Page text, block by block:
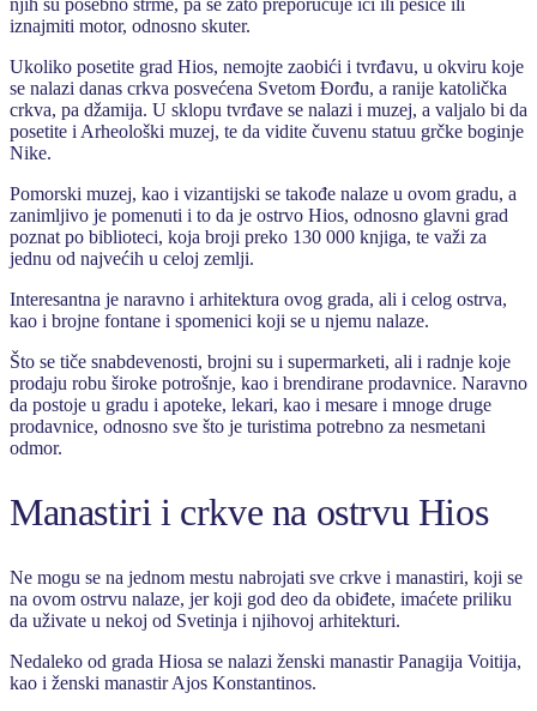
iznajmiti motor, odnosno skuter.
Ukoliko posetite grad Hios, nemojte zaobići i tvrđavu, u okviru koje
se nalazi danas crkva posvećena Svetom Đorđu, a ranije katolička
crkva, pa džamija. U sklopu tvrđave se nalazi i muzej, a valjalo bi da
posetite i Arheološki muzej, te da vidite čuvenu statuu grčke boginje
Nike.
Pomorski muzej, kao i vizantijski se takođe nalaze u ovom gradu, a
zanimljivo je pomenuti i to da je ostrvo Hios, odnosno glavni grad
poznat po biblioteci, koja broji preko 130 000 knjiga, te važi za
jednu od najvećih u celoj zemlji.
Interesantna je naravno i arhitektura ovog grada, ali i celog ostrva,
kao i brojne fontane i spomenici koji se u njemu nalaze.
Što se tiče snabdevenosti, brojni su i supermarketi, ali i radnje koje
prodaju robu široke potrošnje, kao i brendirane prodavnice. Naravno
da postoje u gradu i apoteke, lekari, kao i mesare i mnoge druge
prodavnice, odnosno sve što je turistima potrebno za nesmetani
odmor.
Manastiri i crkve na ostrvu Hios
Ne mogu se na jednom mestu nabrojati sve crkve i manastiri, koji se
na ovom ostrvu nalaze, jer koji god deo da obiđete, imaćete priliku
da uživate u nekoj od Svetinja i njihovoj arhitekturi.
Nedaleko od grada Hiosa se nalazi ženski manastir Panagija Voitija,
kao i ženski manastir Ajos Konstantinos.